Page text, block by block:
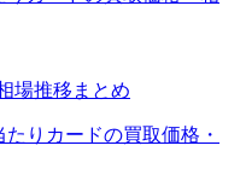
場推移まとめ